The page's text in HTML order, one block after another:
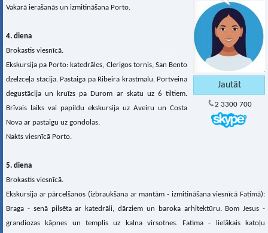
2 3300 700
Vakarā ierašanās un izmitināšana Porto.
4. diena
Brokastis viesnīcā.
Ekskursija pa Porto: katedrāles, Clerigos tornis, San Bento
dzelzceļa stacija. Pastaiga pa Ribeira krastmalu. Portveina
degustācija un kruīzs pa Durom ar skatu uz 6 tiltiem.
Brīvais laiks vai papildu ekskursija uz Aveiru un Costa
Nova ar pastaigu uz gondolas.
Nakts viesnīcā Porto.
5. diena
Brokastis viesnīcā.
Ekskursija ar pārcelšanos (izbraukšana ar mantām - izmitināšana viesnīcā Fatimā):
Braga - senā pilsēta ar katedrāli, dārziem un baroka arhitektūru. Bom Jesus -
grandiozas kāpnes un templis uz kalna virsotnes. Fatima - lielākais katoļu